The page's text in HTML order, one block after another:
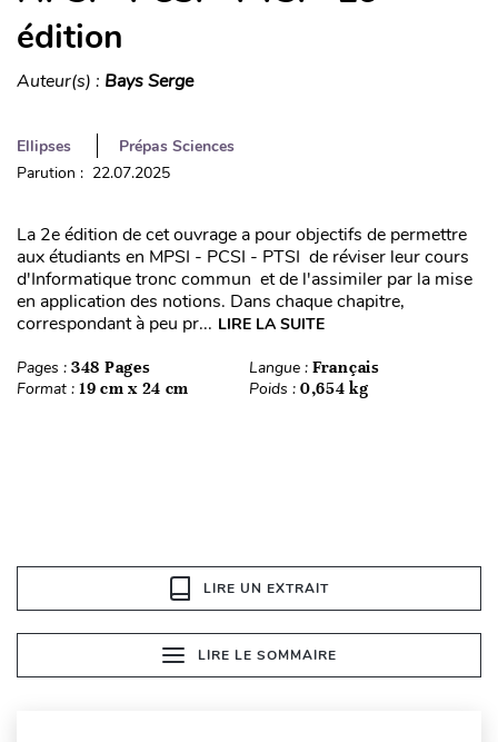
édition
Auteur(s) : Bays Serge
Ellipses
Prépas Sciences
Parution : 22.07.2025
La 2e édition de cet ouvrage a pour objectifs de permettre
aux étudiants en MPSI - PCSI - PTSI de réviser leur cours
d'Informatique tronc commun et de l'assimiler par la mise
en application des notions. Dans chaque chapitre,
correspondant à peu pr... LIRE LA SUITE
Pages : 348 Pages Langue : Français
Format : 19 cm x 24 cm Poids : 0,654 kg
LIRE UN EXTRAIT
LIRE LE SOMMAIRE